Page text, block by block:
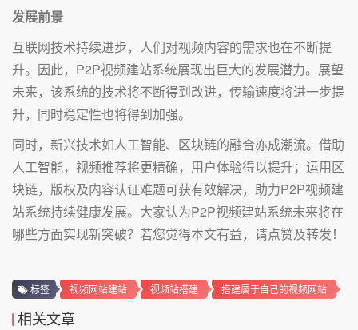
发展前景
互联网技术持续进步，人们对视频内容的需求也在不断提
升。因此，P2P视频建站系统展现出巨大的发展潜力。展望
未来，该系统的技术将不断得到改进，传输速度将进一步提
升，同时稳定性也将得到加强。
同时，新兴技术如人工智能、区块链的融合亦成潮流。借助
人工智能，视频推荐将更精确，用户体验得以提升；运用区
块链，版权及内容认证难题可获有效解决，助力P2P视频建
站系统持续健康发展。大家认为P2P视频建站系统未来将在
哪些方面实现新突破？若您觉得本文有益，请点赞及转发！
标签 视频网站建站 视频站搭建 搭建属于自己的视频网站
相关文章